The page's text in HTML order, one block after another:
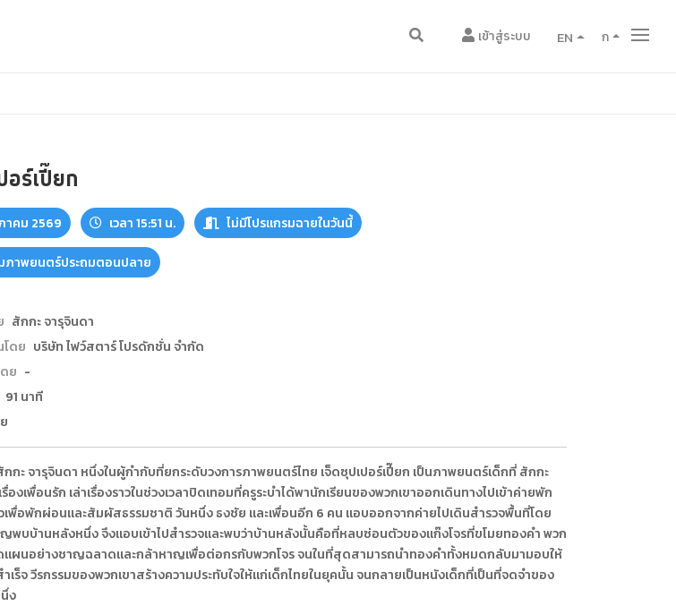
เข้าสู่ระบบ EN ก
อร์เปี๊ยก
าคม 2569 เวลา 15:51 น. ไม่มีโปรแกรมฉายในวันนี้
ภาพยนตร์ประถมตอนปลาย
สักกะ จารุจินดา
ดย บริษัท ไฟว์สตาร์ โปรดักชั่น จำกัด
ย -
91 นาที
กะ จารุจินดา หนึ่งในผู้กำกับที่ยกระดับวงการภาพยนตร์ไทย เจ็ดซุปเปอร์เปี๊ยก เป็นภาพยนตร์เด็กที่ สักกะ
องเพื่อนรัก เล่าเรื่องราวในช่วงเวลาปิดเทอมที่ครูระบำได้พานักเรียนของพวกเขาออกเดินทางไปเข้าค่ายพัก
เพื่อพักผ่อนและสัมผัสธรรมชาติ วันหนึ่ง ธงชัย และเพื่อนอีก 6 คน แอบออกจากค่ายไปเดินสำรวจพื้นที่โดย
ญพบบ้านหลังหนึ่ง จึงแอบเข้าไปสำรวจและพบว่าบ้านหลังนั้นคือที่หลบซ่อนตัวของแก๊งโจรที่ขโมยทองคำ พวก
แผนอย่างชาญฉลาดและกล้าหาญเพื่อต่อกรกับพวกโจร จนในที่สุดสามารถนำทองคำทั้งหมดกลับมามอบให้
เร็จ วีรกรรมของพวกเขาสร้างความประทับใจให้แก่เด็กไทยในยุคนั้น จนกลายเป็นหนังเด็กที่เป็นที่จดจำของ
ง